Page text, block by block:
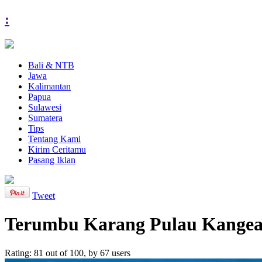
:
Bali & NTB
Jawa
Kalimantan
Papua
Sulawesi
Sumatera
Tips
Tentang Kami
Kirim Ceritamu
Pasang Iklan
Tweet
Terumbu Karang Pulau
Rating: 81 out of 100, by 67 users